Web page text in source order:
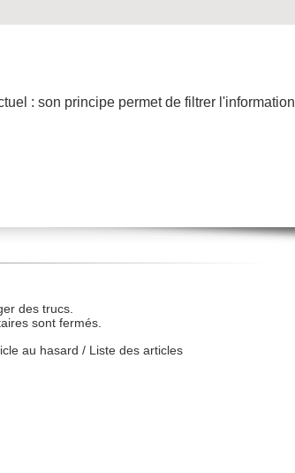
: son principe permet de filtrer l'information
des trucs.
sont fermés.
au hasard / Liste des articles